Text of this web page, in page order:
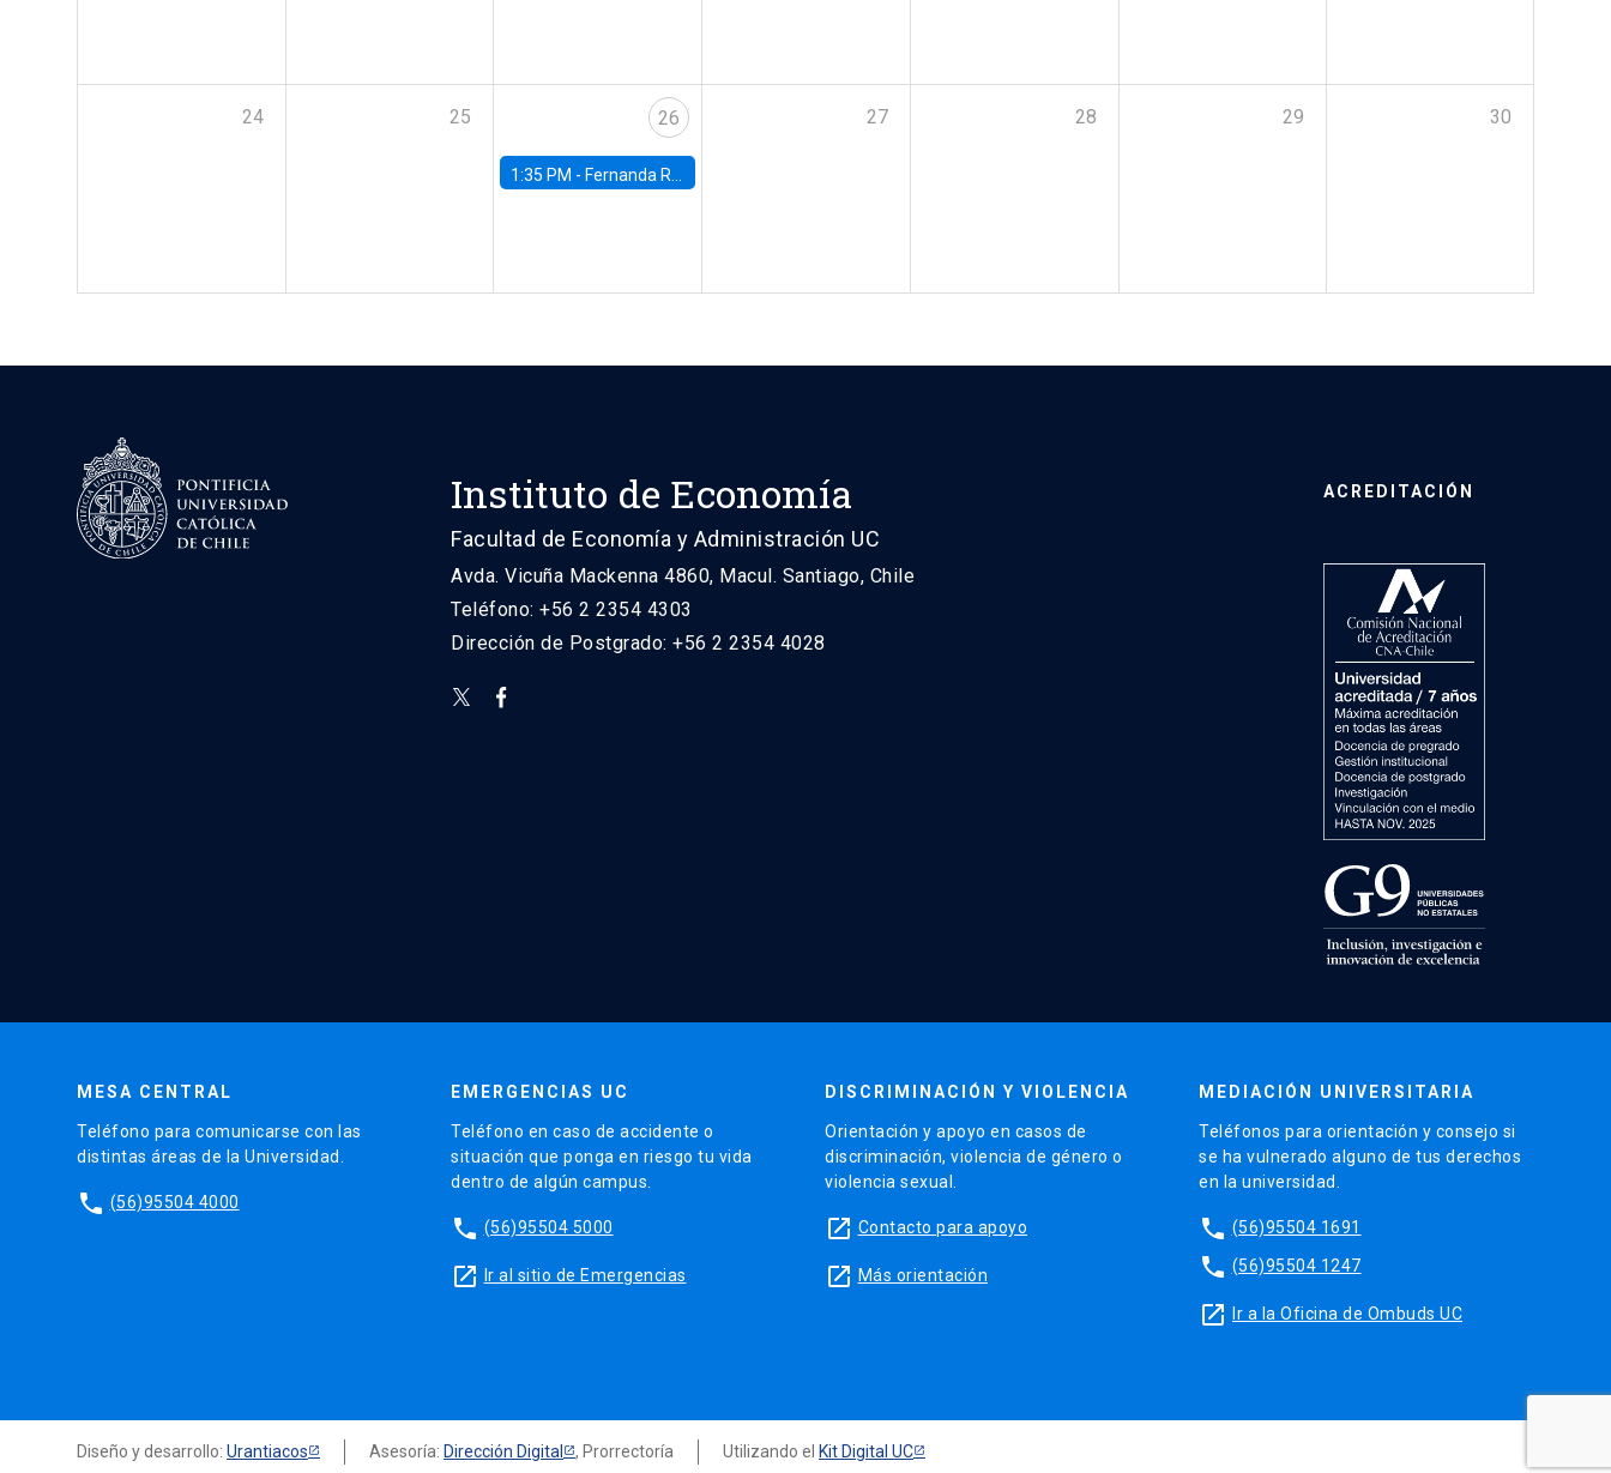
24 25 26
1:35 PM - Fernanda Rojas Ampuero, University of Wisconsin-Madison
27 28 29 30
Instituto de Economía
Facultad de Economía y Administración UC
Avda. Vicuña Mackenna 4860, Macul. Santiago, Chile
Teléfono: +56 2 2354 4303
Dirección de Postgrado: +56 2 2354 4028
ACREDITACIÓN
MESA CENTRAL
Teléfono para comunicarse con las
distintas áreas de la Universidad.
phone (56)95504 4000
EMERGENCIAS UC
Teléfono en caso de accidente o
situación que ponga en riesgo tu vida
dentro de algún campus.
phone (56)95504 5000
launch Ir al sitio de Emergencias
DISCRIMINACIÓN Y VIOLENCIA
Orientación y apoyo en casos de
discriminación, violencia de género o
violencia sexual.
launch Contacto para apoyo
launch Más orientación
MEDIACIÓN UNIVERSITARIA
Teléfonos para orientación y consejo si
se ha vulnerado alguno de tus derechos
en la universidad.
phone (56)95504 1691
phone (56)95504 1247
launch Ir a la Oficina de Ombuds UC
Diseño y desarrollo: Urantiacos Asesoría: Dirección Digital , Prorrectoría Utilizando el Kit Digital UC